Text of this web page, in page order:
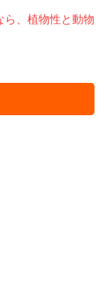
ら、植物性と動物